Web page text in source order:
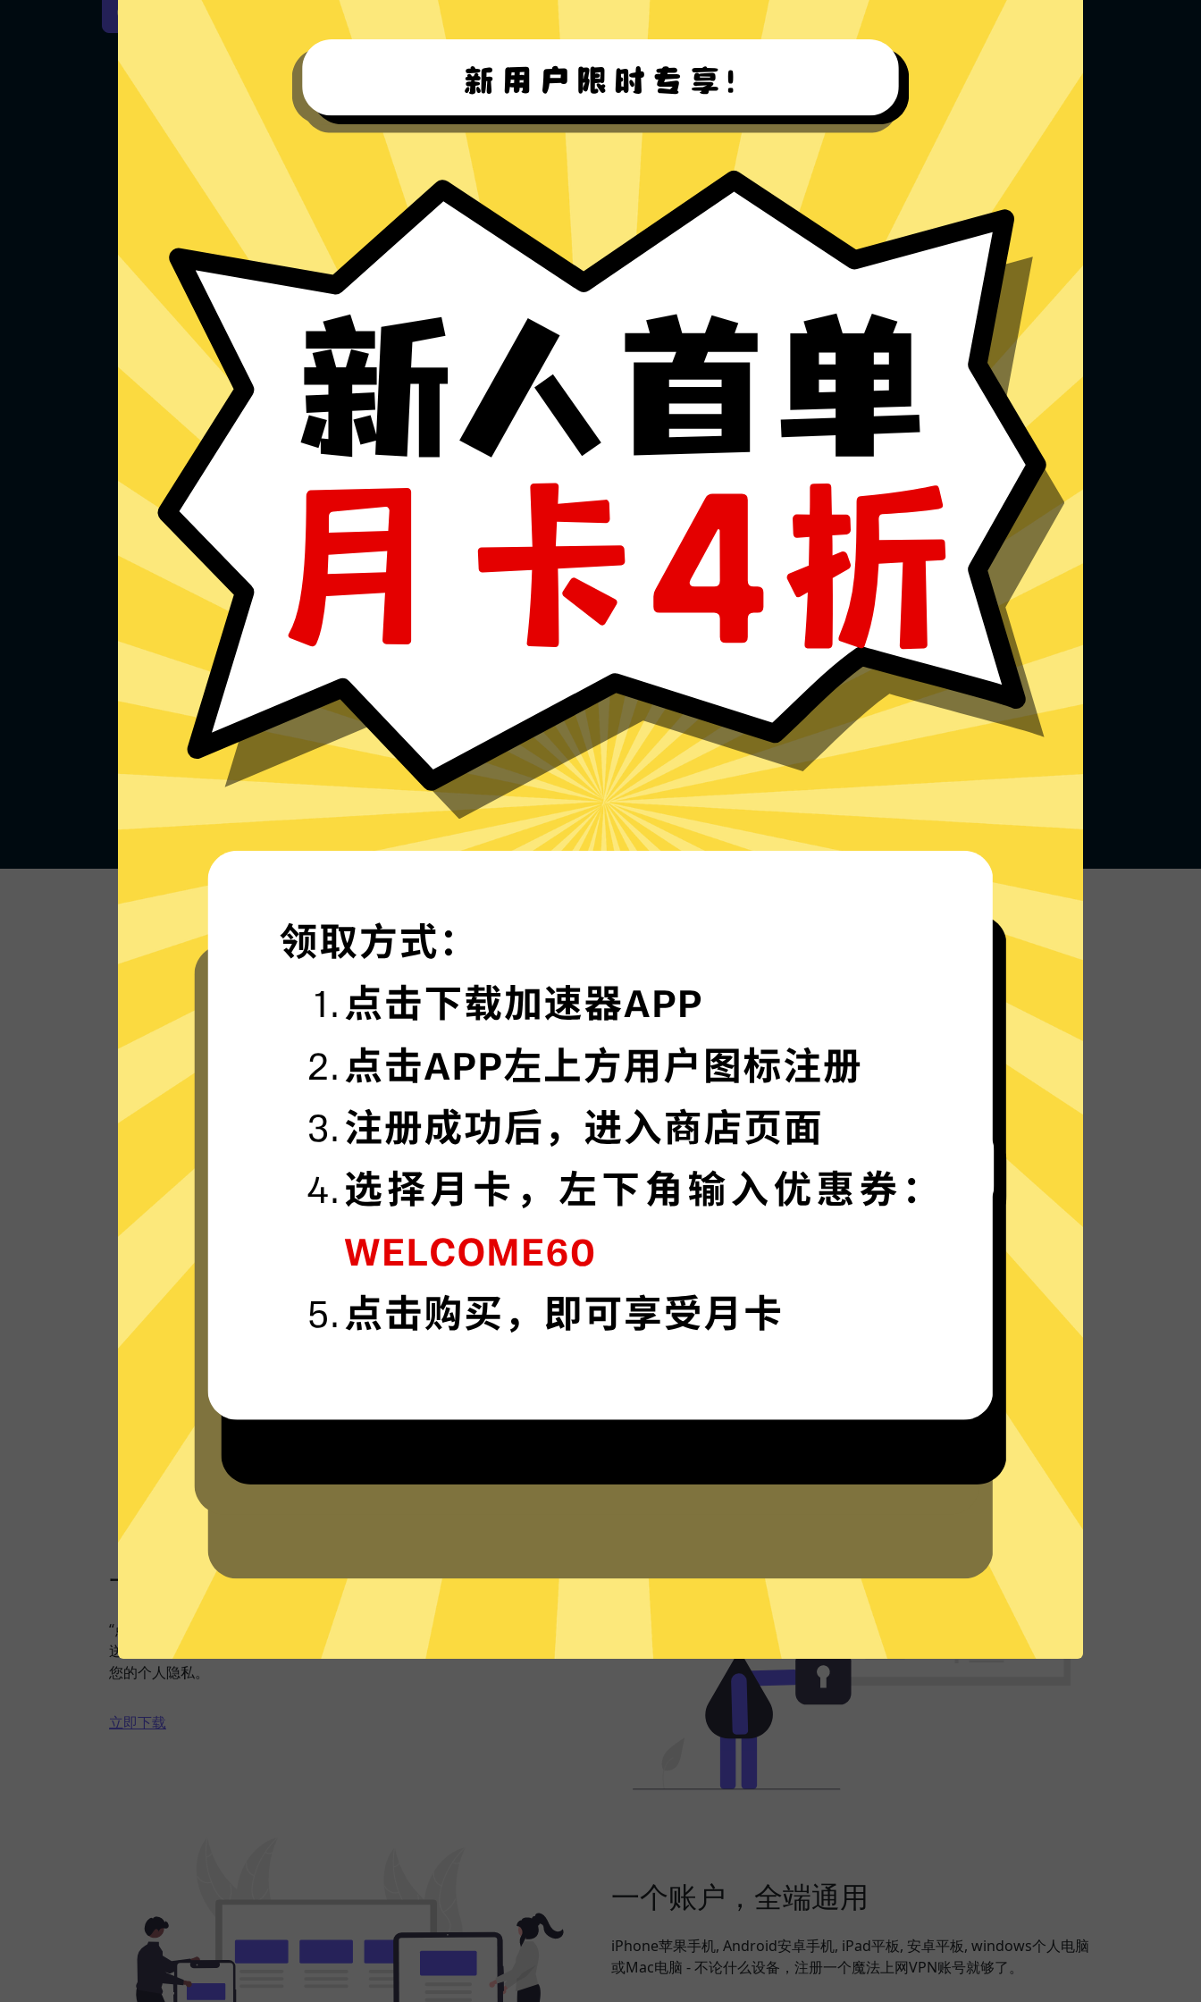
安卓下载 Windows下载 Mac下载
闪电般的连接速度
魔法上网VPN的服务器使用更新一代的”闪连
“连接技术，只为速度而生，可轻松支持4K流
看看其他人的评价
卓越的加密技术
魔法上网VPN采用最前沿的数据加密技术，
使您全面掌控您的网络隐私与安全。
下载魔法上网VPN
无论何地，无限访问
魔法上网VPN的自研发通信协议，使您无论
是在路上还是沙发上，都能轻松无限制访问
全球网络，体验真正的极速网络。
一键连接，无需任何繁琐配置
“点击加速”，一键轻松连接。不论您是观看视频、社交网络、海淘购物、发
送私密信息等，魔法上网VPN都能轻松帮你搞定，并在此基础上更好地保护
您的个人隐私。
立即下载
一个账户，全端通用
iPhone苹果手机, Android安卓手机, iPad平板, 安卓平板, windows个人电脑
或Mac电脑 - 不论什么设备，注册一个魔法上网VPN账号就够了。